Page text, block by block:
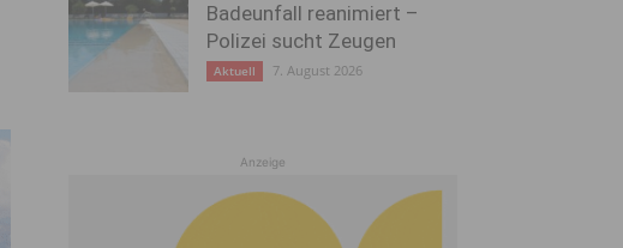
Badeunfall reanimiert –
Polizei sucht Zeugen
Aktuell 7. August 2026
Anzeige